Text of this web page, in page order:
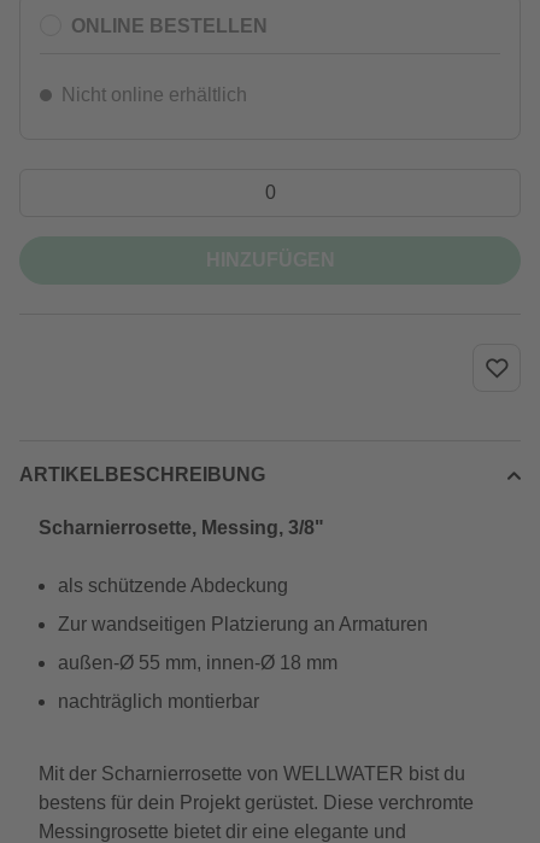
ONLINE BESTELLEN
Nicht online erhältlich
ARTIKELBESCHREIBUNG
Scharnierrosette, Messing, 3/8"
als schützende Abdeckung
Zur wandseitigen Platzierung an Armaturen
außen-Ø 55 mm, innen-Ø 18 mm
nachträglich montierbar
Mit der Scharnierrosette von WELLWATER bist du
bestens für dein Projekt gerüstet. Diese verchromte
Messingrosette bietet dir eine elegante und